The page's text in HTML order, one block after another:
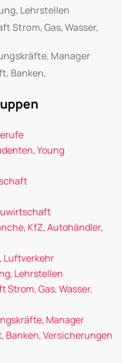
Lehrstellen
Strom, Gas, Wasser,
Manager
Banken,
Young
KfZ, Autohändler,
Luftverkehr
Lehrstellen
Gas, Wasser,
Manager
Banken, Versicherungen